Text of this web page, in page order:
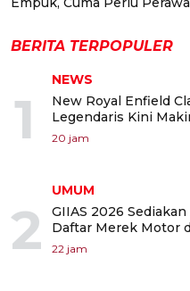
BERITA TERPOPULER
1
NEWS
New Royal Enfield
Legendaris Kini
20 jam
2
UMUM
GIIAS 2026
Daftar Merek Motor
22 jam